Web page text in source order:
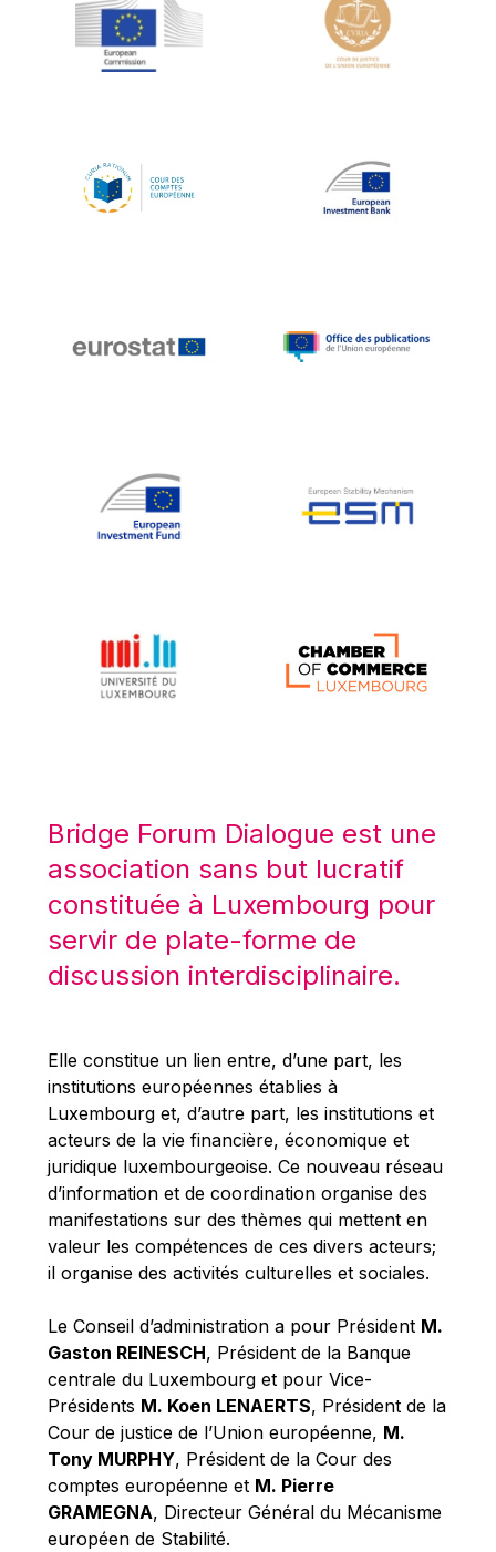
Jean-Louis Schiltz
Jean-Victor Louis
Johnny Åkerholm
Katharien L.C. Hunt
Klaus-Heiner Lehne
Koen LENAERTS
Lars Heikensten
Lucas Papademos
Máire Geoghegan-Quinn
Mario Centeno
Mario Monti
Maroš ŠEFČOVIČ
Martin Bailey
Martine Reicherts
Michael Sohlman
Michel Goedert
Mireille Delmas-Marty
Nobuo Tanaka
Otmar Issing
Paolo Mengozzi
Paschal Donohoe
Pat Cox
Patrizia Nanz
Philippe Maystadt
Pierre Gramegna
Richard Pelly
Robert Goebbels
Robert REYNDERS
Bridge Forum Dialogue est une
association sans but lucratif
constituée à Luxembourg pour
servir de plate-forme de
discussion interdisciplinaire.
Elle constitue un lien entre, d’une part, les
institutions européennes établies à
Luxembourg et, d’autre part, les institutions et
acteurs de la vie financière, économique et
juridique luxembourgeoise. Ce nouveau réseau
d’information et de coordination organise des
manifestations sur des thèmes qui mettent en
valeur les compétences de ces divers acteurs;
il organise des activités culturelles et sociales.
Le Conseil d’administration a pour Président M.
Gaston REINESCH, Président de la Banque
centrale du Luxembourg et pour Vice-
Présidents M. Koen LENAERTS, Président de la
Cour de justice de l’Union européenne, M.
Tony MURPHY, Président de la Cour des
comptes européenne et M. Pierre
GRAMEGNA, Directeur Général du Mécanisme
européen de Stabilité.